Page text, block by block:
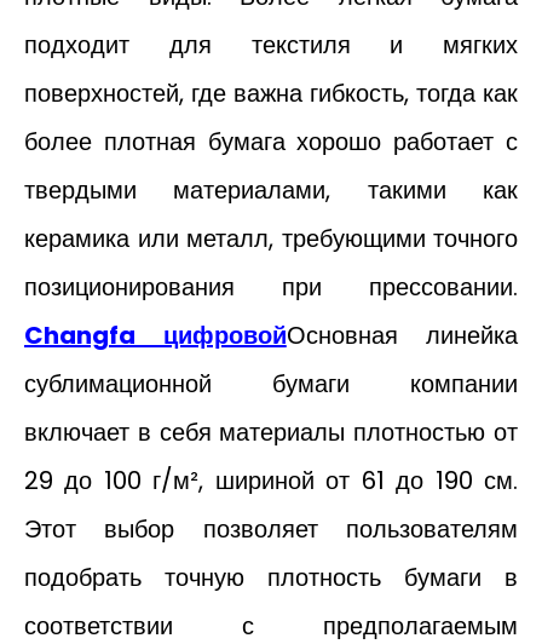
подходит для текстиля и мягких
поверхностей, где важна гибкость, тогда как
более плотная бумага хорошо работает с
твердыми материалами, такими как
керамика или металл, требующими точного
позиционирования при прессовании.
Changfa цифровойОсновная линейка
сублимационной бумаги компании
включает в себя материалы плотностью от
29 до 100 г/м², шириной от 61 до 190 см.
Этот выбор позволяет пользователям
подобрать точную плотность бумаги в
соответствии с предполагаемым